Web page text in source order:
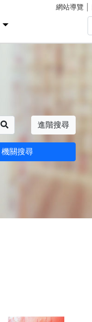
網站導覽
進階搜尋
機關搜尋